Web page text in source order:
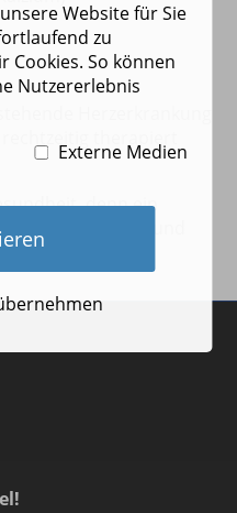
Herzerkrankung
therapiert
denn ein
Wohlbefinden und
Website für Sie
zu
Cookies. So können
Nutzererlebnis
Externe Medien